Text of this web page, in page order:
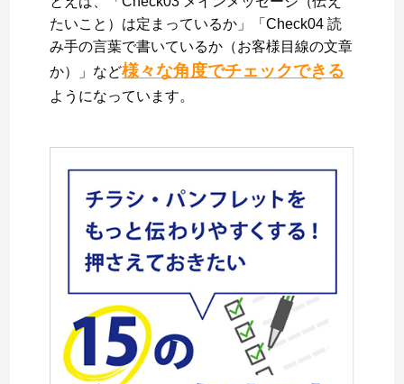
たいこと）は定まっているか」「Check04 読
み手の言葉で書いているか（お客様目線の文章
か）」など様々な角度でチェックできる
ようになっています。